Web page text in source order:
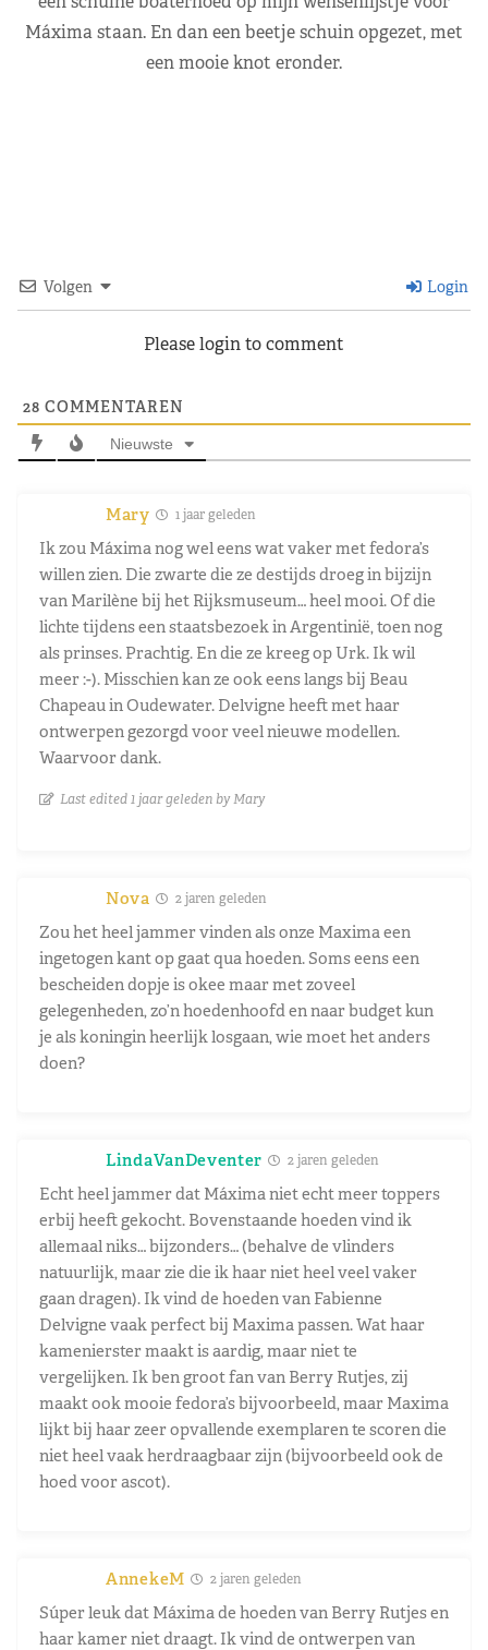
Máxima staan. En dan een beetje schuin opgezet, met
een mooie knot eronder.
Volgen Login
Please login to comment
28 COMMENTAREN
Nieuwste
Mary 1 jaar geleden
Ik zou Máxima nog wel eens wat vaker met fedora’s
willen zien. Die zwarte die ze destijds droeg in bijzijn
van Marilène bij het Rijksmuseum… heel mooi. Of die
lichte tijdens een staatsbezoek in Argentinië, toen nog
als prinses. Prachtig. En die ze kreeg op Urk. Ik wil
meer :-). Misschien kan ze ook eens langs bij Beau
Chapeau in Oudewater. Delvigne heeft met haar
ontwerpen gezorgd voor veel nieuwe modellen.
Waarvoor dank.
Last edited 1 jaar geleden by Mary
Nova 2 jaren geleden
Zou het heel jammer vinden als onze Maxima een
ingetogen kant op gaat qua hoeden. Soms eens een
bescheiden dopje is okee maar met zoveel
gelegenheden, zo’n hoedenhoofd en naar budget kun
je als koningin heerlijk losgaan, wie moet het anders
doen?
LindaVanDeventer 2 jaren geleden
Echt heel jammer dat Máxima niet echt meer toppers
erbij heeft gekocht. Bovenstaande hoeden vind ik
allemaal niks… bijzonders… (behalve de vlinders
natuurlijk, maar zie die ik haar niet heel veel vaker
gaan dragen). Ik vind de hoeden van Fabienne
Delvigne vaak perfect bij Maxima passen. Wat haar
kamenierster maakt is aardig, maar niet te
vergelijken. Ik ben groot fan van Berry Rutjes, zij
maakt ook mooie fedora’s bijvoorbeeld, maar Maxima
lijkt bij haar zeer opvallende exemplaren te scoren die
niet heel vaak herdraagbaar zijn (bijvoorbeeld ook de
hoed voor ascot).
AnnekeM 2 jaren geleden
Súper leuk dat Máxima de hoeden van Berry Rutjes en
haar kamer niet draagt. Ik vind de ontwerpen van